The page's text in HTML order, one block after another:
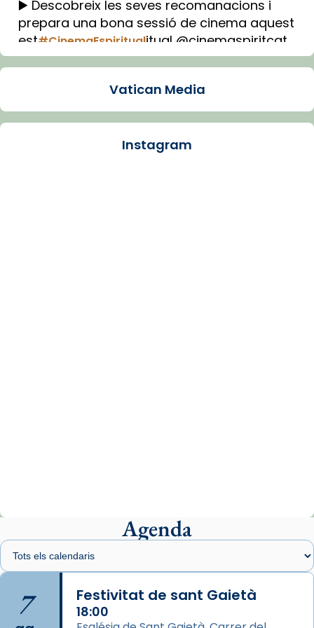
▶️ Descobreix les seves recomanacions i
prepara una bona sessió de cinema aquest
est#CinemaEspiritualitual @cinemaspiritcat
Imatge: Generada amb IA (OpenAI)
Arquebisbat de Barcelona
presidit aquest 27 de juliol la missa de Les
Santes de Mataró.
🔗
📸 J. Merino
Photo
Vatican Media
Instagram
Agenda
7 Festivitat de sant Gaietà
18:00